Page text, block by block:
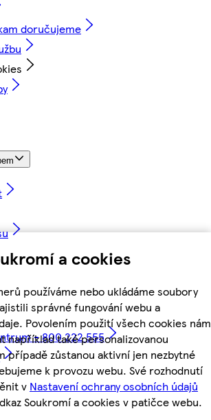
a cookies
používáme nebo ukládáme soubory
správné fungování webu a
Povolením použití všech cookies nám
například také personalizovanou
případě zůstanou aktivní jen nezbytné
k provozu webu. Své rozhodnutí
v Nastavení ochrany osobních údajů
Soukromí a cookies v patičce webu.
doručujeme
- 800 222 555